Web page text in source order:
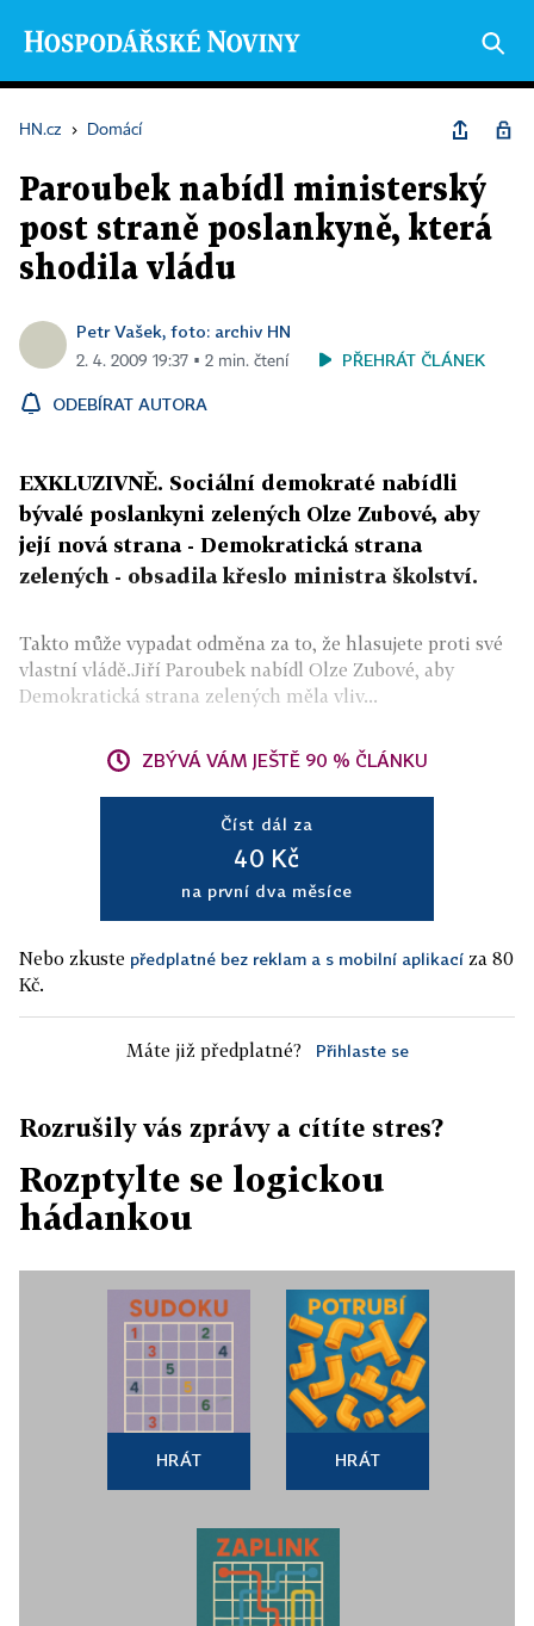
HN.cz › Domácí
Paroubek nabídl ministerský
post straně poslankyně, která
shodila vládu
Petr Vašek, foto: archiv HN
2. 4. 2009 19:37 ▪ 2 min. čtení PŘEHRÁT ČLÁNEK
ODEBÍRAT AUTORA
EXKLUZIVNĚ. Sociální demokraté nabídli
bývalé poslankyni zelených Olze Zubové, aby
její nová strana - Demokratická strana
zelených - obsadila křeslo ministra školství.
Takto může vypadat odměna za to, že hlasujete proti své
vlastní vládě.Jiří Paroubek nabídl Olze Zubové, aby
Demokratická strana zelených měla vliv...
ZBÝVÁ VÁM JEŠTĚ 90 % ČLÁNKU
Číst dál za
40 Kč
na první dva měsíce
Nebo zkuste předplatné bez reklam a s mobilní aplikací za 80
Kč.
Máte již předplatné? Přihlaste se
Rozrušily vás zprávy a cítíte stres?
Rozptylte se logickou
hádankou
HRÁT HRÁT